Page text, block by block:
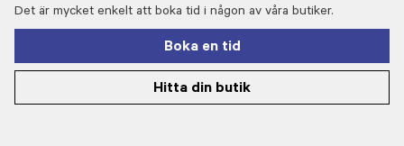
Det är mycket enkelt att boka tid i någon av våra butiker.
Boka en tid
Hitta din butik